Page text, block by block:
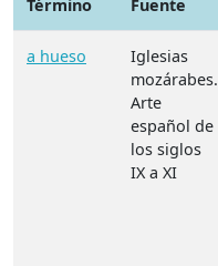
Término Fuente
a hueso
Iglesias
mozárabes.
Arte
español de
los siglos
IX a XI